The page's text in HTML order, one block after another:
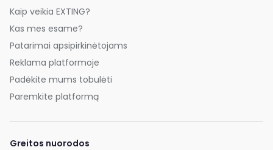
Kaip veikia EXTING?
Kas mes esame?
Patarimai apsipirkinėtojams
Reklama platformoje
Padėkite mums tobulėti
Paremkite platformą
Greitos nuorodos